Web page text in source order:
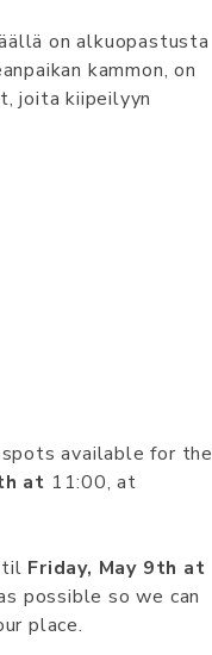
on alkuopastusta
kammon, on
joita kiipeilyyn
available for the
at 11:00, at
Friday, May 9th at
possible so we can
place.